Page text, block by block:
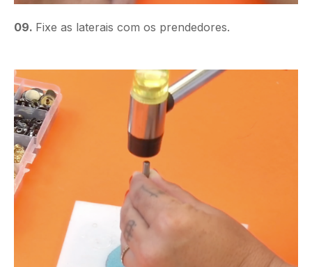
09. Fixe as laterais com os prendedores.